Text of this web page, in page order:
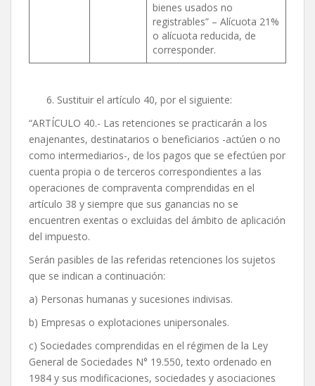
bienes usados no
registrables” – Alícuota 21%
o alícuota reducida, de
corresponder.
Sustituir el artículo 40, por el siguiente:
“ARTÍCULO 40.- Las retenciones se practicarán a los
enajenantes, destinatarios o beneficiarios -actúen o no
como intermediarios-, de los pagos que se efectúen por
cuenta propia o de terceros correspondientes a las
operaciones de compraventa comprendidas en el
artículo 38 y siempre que sus ganancias no se
encuentren exentas o excluidas del ámbito de aplicación
del impuesto.
Serán pasibles de las referidas retenciones los sujetos
que se indican a continuación:
a) Personas humanas y sucesiones indivisas.
b) Empresas o explotaciones unipersonales.
c) Sociedades comprendidas en el régimen de la Ley
General de Sociedades N° 19.550, texto ordenado en
1984 y sus modificaciones, sociedades y asociaciones